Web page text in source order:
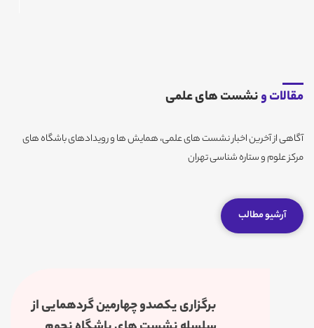
مقالات ونشست های علمی
آگاهی از آخرین اخبار نشست های علمی، همایش ها و رویدادهای باشگاه های
مرکز علوم و ستاره شناسی تهران
آرشیو مطالب
برگزاری یکصدو چهارمین گردهمایی از